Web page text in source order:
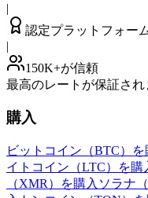
|
認定プラットフォー
|
150K+が信頼
最高のレートが保証され
購入
ビットコイン（BTC）を
イトコイン（LTC）を購
（XMR）を購入 ソラナ